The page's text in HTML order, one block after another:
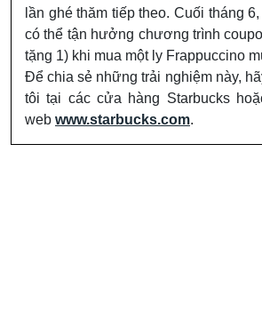
lần ghé thăm tiếp theo. Cuối tháng
có thể tận hưởng chương trình
tặng 1) khi mua một ly Frappuccino
Để chia sẻ những trải nghiệm này,
tôi tại các cửa hàng Starbucks
web www.starbucks.com.